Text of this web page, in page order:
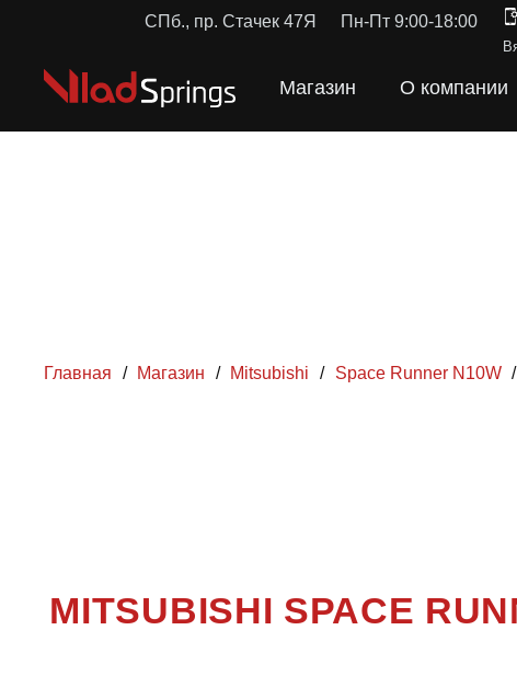
СПб., пр. Стачек 47Я Пн-Пт 9:00-18:00
Магазин О компании
Главная / Магазин / Mitsubishi / Space Runner N10W /
MITSUBISHI SPACE